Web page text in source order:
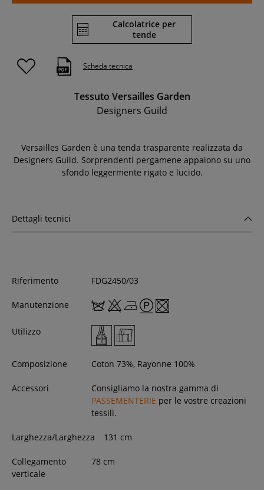
Calcolatrice per
tende
Scheda tecnica
Tessuto Versailles Garden
Designers Guild
Versailles Garden è una tenda trasparente realizzata da
Designers Guild. Sorprendenti pergamene appaiono su uno
sfondo leggermente rigato e lucido.
Dettagli tecnici
Riferimento FDG2450/03
Manutenzione
Utilizzo
Composizione Coton 73%, Rayonne 100%
Accessori
Consigliamo la nostra gamma di
PASSEMENTERIE per le vostre creazioni
tessili.
Larghezza/Larghezza 131 cm
Collegamento
verticale
78 cm